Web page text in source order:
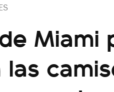
Miami